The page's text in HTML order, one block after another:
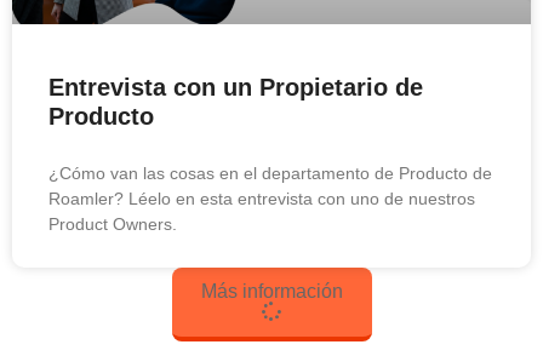
Entrevista con un Propietario de
Producto
¿Cómo van las cosas en el departamento de Producto de
Roamler? Léelo en esta entrevista con uno de nuestros
Product Owners.
Más información